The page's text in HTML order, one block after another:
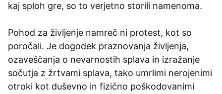
kaj sploh gre, so to verjetno storili namenoma.
Pohod za življenje namreč ni protest, kot so
poročali. Je dogodek praznovanja življenja,
ozaveščanja o nevarnostih splava in izražanje
sočutja z žrtvami splava, tako umrlimi nerojenimi
otroki kot duševno in fizično poškodovanimi